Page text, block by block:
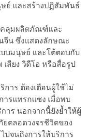
ย์ และสร้างปฏิสัมพันธ์
คลุมผลิตภัณฑ์และ
จีน ซึ่งแสดงลักษณะ
บมนุษย์ และโต้ตอบกับ
สียง วิดีโอ หรือสื่อรูป
การ ต้องเตือนผู้ใช้ไม่
ารแทรกแซง เมื่อพบ
ร นอกจากนี้ยังย้ำให้ผู้
ตลอดวงจรชีวิตของ
จนถึงการให้บริการ